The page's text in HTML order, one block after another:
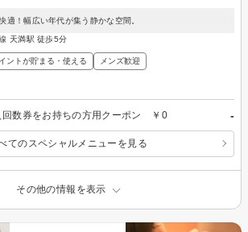
適！幅広い年代が集う静かな空間。
天満駅 徒歩5分
ントが貯まる・使える メンズ歓迎
回数券をお持ちの方用クーポン ￥0 -
てのスペシャルメニューを見る
その他の情報を表示